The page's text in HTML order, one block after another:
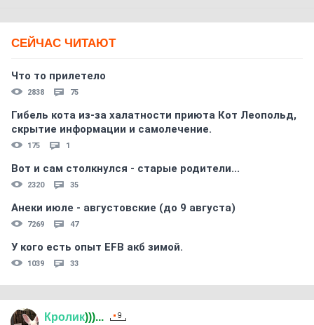
СЕЙЧАС ЧИТАЮТ
Что то прилетело
2838 75
Гибель кота из-за халатности приюта Кот Леопольд,
скрытиe информации и самолечение.
175 1
Вот и сам столкнулся - старые родители...
2320 35
Анеки июле - августовские (до 9 августа)
7269 47
У кого есть опыт EFB акб зимой.
1039 33
Кролик)))...